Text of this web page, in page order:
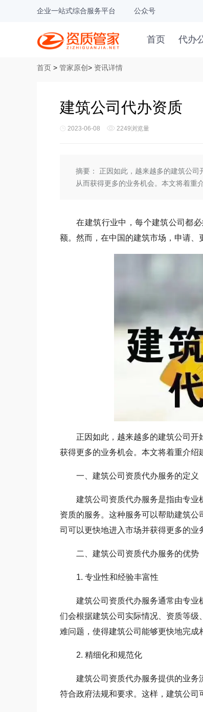
企业一站式综合服务平台 公众号
首页 代办
首页 > 管家原创> 资讯详情
建筑公司代办资质
2023-06-08 2249浏览量
摘要：
正因如此，越来越多的建筑公司
从而获得更多的业务机会。本文将着重
在建筑行业中，每个建筑公司都必
额。然而，在中国的建筑市场，申请、
正因如此，越来越多的建筑公司开
获得更多的业务机会。本文将着重介绍
一、建筑公司资质代办服务的定义
建筑公司资质代办服务是指由专业
资质的服务。这种服务可以帮助建筑
司可以更快地进入市场并获得更多的业
二、建筑公司资质代办服务的优势
1. 专业性和经验丰富性
建筑公司资质代办服务通常由专业
们会根据建筑公司实际情况、资质等
难问题，使得建筑公司能够更快地完成
2. 精细化和规范化
建筑公司资质代办服务提供的业务
符合政府法规和要求。这样，建筑公司